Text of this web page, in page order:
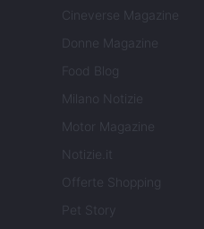
Cineverse Magazine
Donne Magazine
Food Blog
Milano Notizie
Motor Magazine
Notizie.it
Offerte Shopping
Pet Story